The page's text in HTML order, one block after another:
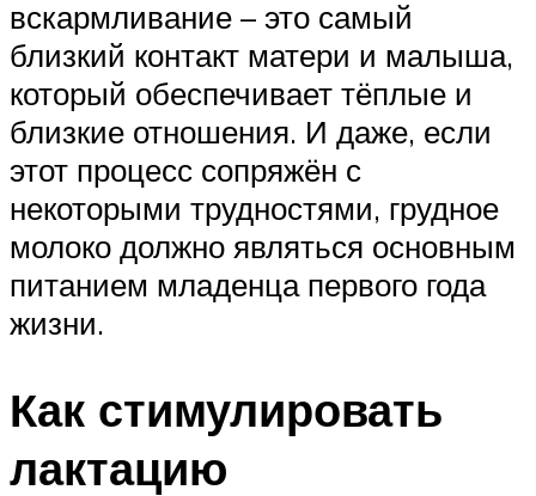
вскармливание – это самый
близкий контакт матери и малыша,
который обеспечивает тёплые и
близкие отношения. И даже, если
этот процесс сопряжён с
некоторыми трудностями, грудное
молоко должно являться основным
питанием младенца первого года
жизни.
Как стимулировать
лактацию